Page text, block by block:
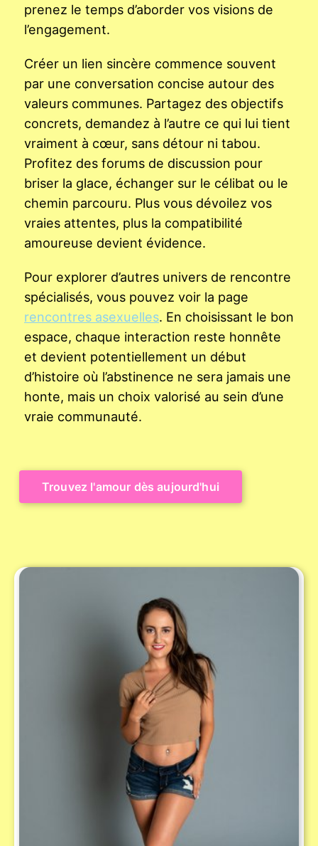
prenez le temps d’aborder vos visions de
l’engagement.
Créer un lien sincère commence souvent
par une conversation concise autour des
valeurs communes. Partagez des objectifs
concrets, demandez à l’autre ce qui lui tient
vraiment à cœur, sans détour ni tabou.
Profitez des forums de discussion pour
briser la glace, échanger sur le célibat ou le
chemin parcouru. Plus vous dévoilez vos
vraies attentes, plus la compatibilité
amoureuse devient évidence.
Pour explorer d’autres univers de rencontre
spécialisés, vous pouvez voir la page
rencontres asexuelles. En choisissant le bon
espace, chaque interaction reste honnête
et devient potentiellement un début
d’histoire où l’abstinence ne sera jamais une
honte, mais un choix valorisé au sein d’une
vraie communauté.
Trouvez l'amour dès aujourd'hui